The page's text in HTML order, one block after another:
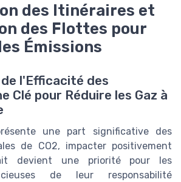
des Itinéraires et
des Flottes pour
Émissions
l'Efficacité des
Clé pour Réduire les Gaz à
une part significative des
de CO2, impacter positivement
devient une priorité pour les
de leur responsabilité